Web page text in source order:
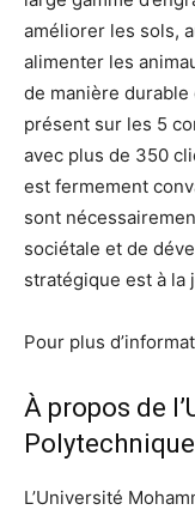
améliorer les sols,
alimenter les
de manière durable
présent sur les 5
avec plus de 350
est fermement
sont
sociétale et de
stratégique est à la
Pour plus
À propos de
L’Université